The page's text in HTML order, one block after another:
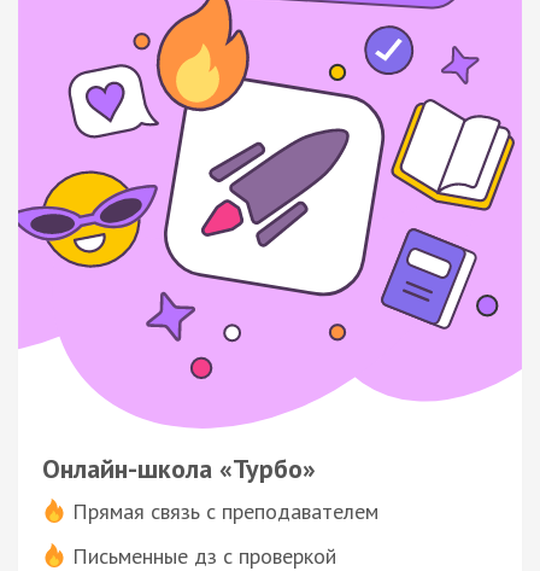
Онлайн-школа «Турбо»
Прямая связь с преподавателем
Письменные дз с проверкой